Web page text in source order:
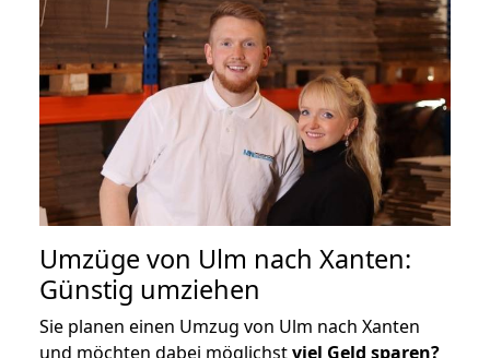
Umzüge von Ulm nach Xanten:
Günstig umziehen
Sie planen einen Umzug von Ulm nach Xanten
und möchten dabei möglichstviel Geld sparen?